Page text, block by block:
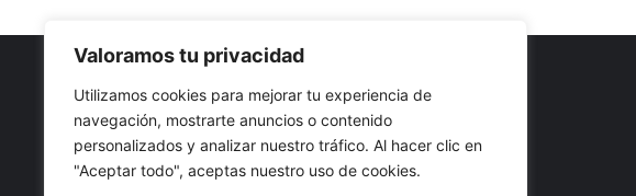
Valoramos tu privacidad
Utilizamos cookies para mejorar tu experiencia de
navegación, mostrarte anuncios o contenido
personalizados y analizar nuestro tráfico. Al hacer clic en
"Aceptar todo", aceptas nuestro uso de cookies.
Nuestro propósito: Compartir opinión, actualidad y noticias
con la mejor calidad y sin censura.